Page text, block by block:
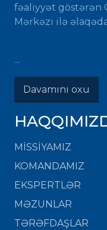
fəaliyyət göstərən
Mərkəzi ilə
...
Davamını oxu
MISSIYAMIZ
KOMANDAMIZ
EKSPERTLƏR
MƏZUNLAR
TƏRƏFDAŞLAR